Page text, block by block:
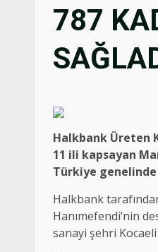
787
Halkbank Üreten
11 ili kapsayan
Türkiye genelinde
Halkbank
Hanımefendi’nin
sanayi şehri